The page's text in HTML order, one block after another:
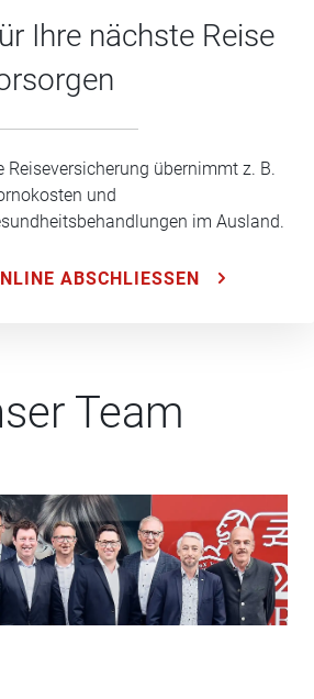
Ihre nächste Reise
Reiseversicherung übernimmt z. B.
und
im Ausland.
ABSCHLIESSEN
Team